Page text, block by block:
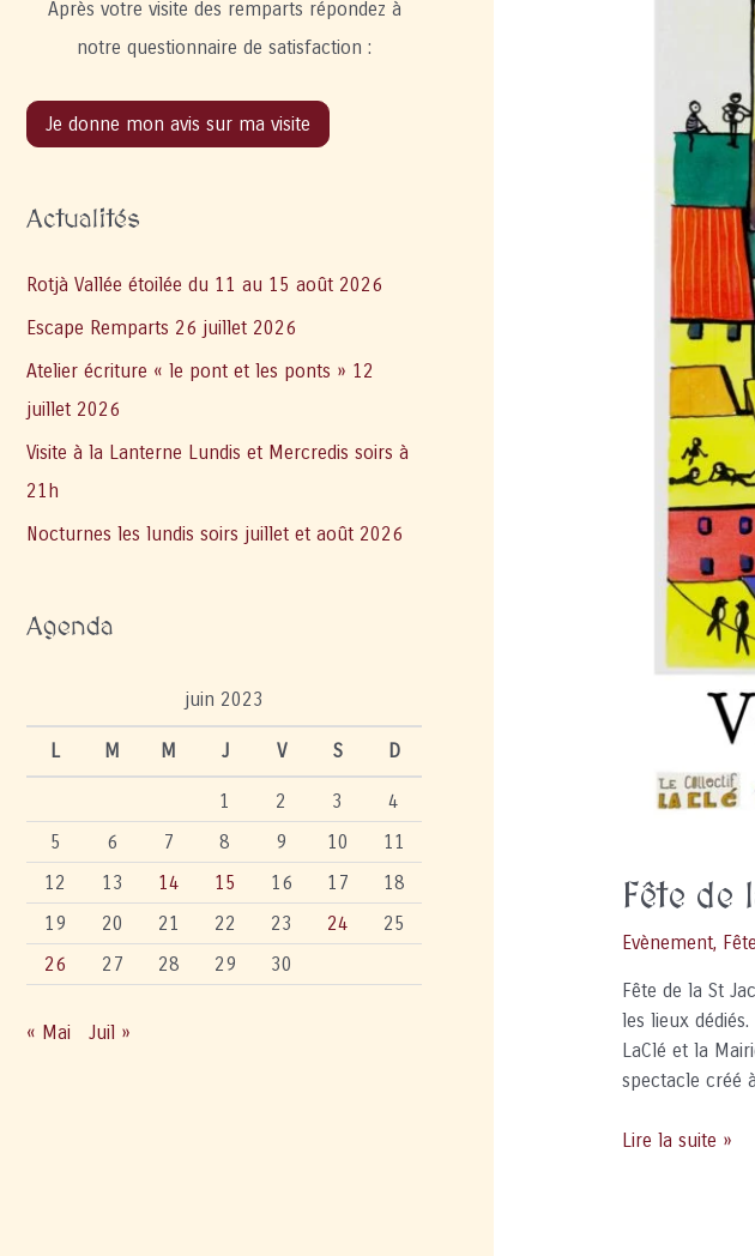
Après votre visite des remparts répondez à
notre questionnaire de satisfaction :
Je donne mon avis sur ma visite
Actualités
Rotjà Vallée étoilée du 11 au 15 août 2026
Escape Remparts 26 juillet 2026
Atelier écriture « le pont et les ponts » 12
juillet 2026
Visite à la Lanterne Lundis et Mercredis soirs à
21h
Nocturnes les lundis soirs juillet et août 2026
Agenda
juin 2023
L M M J V S D
1 2 3
4
5
6 7 8 9 10
11
12
13 14 15 16 17
18
19
20 21 22 23 24
25
26
27 28 29 30
« Mai Juil »
Fête de
Evènement,
Fête de la St
les lieux
LaClé et la
spectacle créé
Fête
Lire la suite »